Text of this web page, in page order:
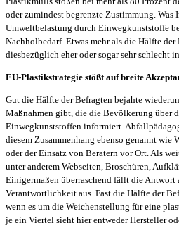
oder zumindest begrenzte Zustimmung. Was
Umweltbelastung durch Einwegkunststoffe
Nachholbedarf. Etwas mehr als die Hälfte
diesbezüglich eher oder sogar sehr schlecht
EU-Plastikstrategie stößt auf breite
Gut die Hälfte der Befragten bejahte
Maßnahmen gibt, die die Bevölkerung über
Einwegkunststoffen informiert.
diesem Zusammenhang ebenso genannt wie
oder der Einsatz von Beratern vor Ort. Als
unter anderem Webseiten, Broschüren,
Einigermaßen überraschend fällt die Antwort
Verantwortlichkeit aus. Fast die Hälfte der
wenn es um die Weichenstellung für eine
je ein Viertel sieht hier entweder Hersteller